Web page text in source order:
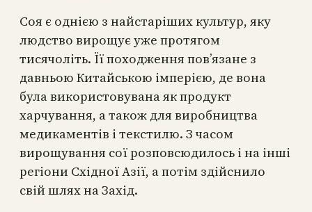
Соя є однією з найстаріших культур, яку
людство вирощує уже протягом
тисячоліть. Її походження пов’язане з
давньою Китайською імперією, де вона
була використовувана як продукт
харчування, а також для виробництва
медикаментів і текстилю. З часом
вирощування сої розповсюдилось і на інші
регіони Східної Азії, а потім здійснило
свій шлях на Захід.